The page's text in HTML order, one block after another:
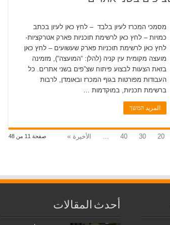
מסמכי המכרז לעיון בלבד – לחץ כאן לעיון בכתב
כמויות – לחץ כאן לרשימת תוכניות פארק אטרקציות-
לחץ כאן לרשימת תוכניות פארק שעשועים – לחץ כאן
מועצה מקומית עין קניה (להלן: “המועצה“), מזמינה
בזאת הצעות לבצוע פיתוח שצ”פים בשני אתרים. כל
העבודות מפורטות בגוף המכרז ובאומדן, לרבות
ברשימת תכניות, במוקדמות …
المزيد המשך
صفحة 11 من 48 20
30
40
... الأخيرة »
أحدث المقالات